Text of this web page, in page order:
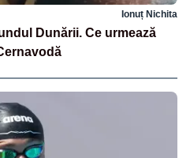
Ionuț Nichita
Dunării. Ce urmează